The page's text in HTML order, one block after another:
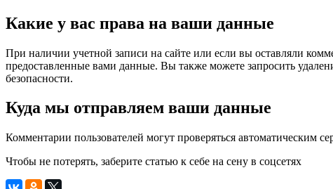
Какие у вас права на ваши данные
При наличии учетной записи на сайте или если вы оставляли
предоставленные вами данные. Вы также можете запросить
безопасности.
Куда мы отправляем ваши данные
Комментарии пользователей могут проверяться автоматическим
Чтобы не потерять, заберите статью к себе на сену в соцсетях